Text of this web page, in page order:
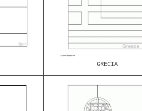
GRECIA